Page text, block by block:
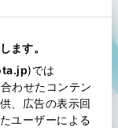
ます。
)では
わせたコンテン
、広告の表示回
ユーザーによる